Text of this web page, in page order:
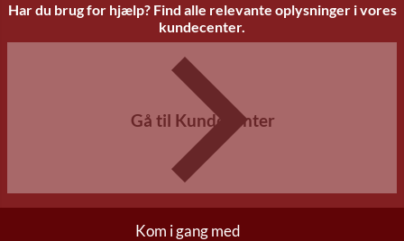
Har du brug for hjælp? Find alle relevante oplysninger i vores
kundecenter.
Gå til Kundecenter
Kom i gang med